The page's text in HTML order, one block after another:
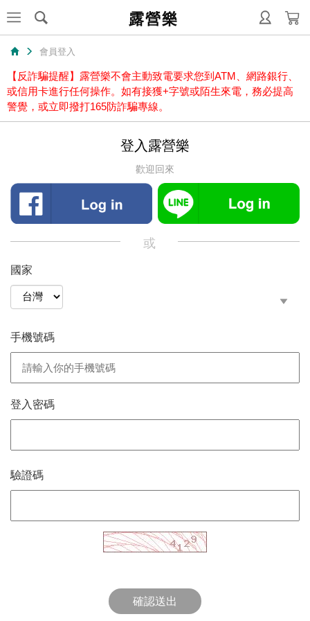
露營樂
會員登入
【反詐騙提醒】露營樂不會主動致電要求您到ATM、網路銀行、
或信用卡進行任何操作。如有接獲+字號或陌生來電，務必提高
警覺，或立即撥打165防詐騙專線。
登入露營樂
歡迎回來
或
國家
手機號碼
登入密碼
驗證碼
確認送出